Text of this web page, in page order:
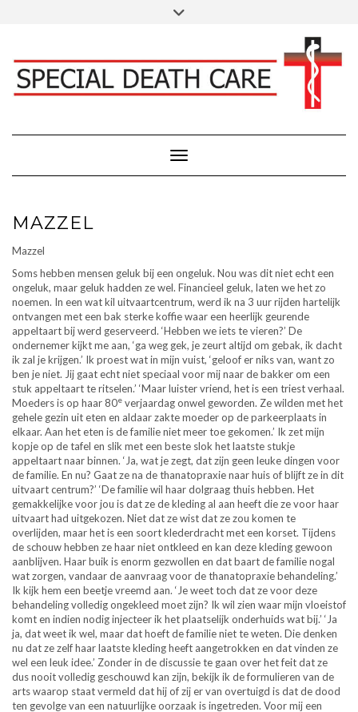
Klik hier voor Donaties - Schenkingen
Toggle navigatie
MAZZEL
Mazzel
Soms hebben mensen geluk bij een ongeluk. Nou was dit niet echt een
ongeluk, maar geluk hadden ze wel. Financieel geluk, laten we het zo
noemen. In een wat kil uitvaartcentrum, werd ik na 3 uur rijden hartelijk
ontvangen met een bak sterke koffie waar een heerlijk geurende
appeltaart bij werd geserveerd. ‘Hebben we iets te vieren?’ De
ondernemer kijkt me aan, ‘ga weg gek, je zeurt altijd om gebak, ik dacht
ik zal je krijgen.’ Ik proest wat in mijn vuist, ‘geloof er niks van, want zo
ben je niet. Jij gaat echt niet speciaal voor mij naar de bakker om een
stuk appeltaart te ritselen.’ ‘Maar luister vriend, het is een triest verhaal.
Moeders is op haar 80e verjaardag onwel geworden. Ze wilden met het
gehele gezin uit eten en aldaar zakte moeder op de parkeerplaats in
elkaar. Aan het eten is de familie niet meer toe gekomen.’ Ik zet mijn
kopje op de tafel en slik met een beste slok het laatste stukje
appeltaart naar binnen. ‘Ja, wat je zegt, dat zijn geen leuke dingen voor
de familie. En nu? Gaat ze na de thanatopraxie naar huis of blijft ze in dit
uitvaart centrum?’ ‘De familie wil haar dolgraag thuis hebben. Het
gemakkelijke voor jou is dat ze de kleding al aan heeft die ze voor haar
uitvaart had uitgekozen. Niet dat ze wist dat ze zou komen te
overlijden, maar het is een soort klederdracht met een korset. Tijdens
de schouw hebben ze haar niet ontkleed en kan deze kleding gewoon
aanblijven. Haar buik is enorm gezwollen en dat baart de familie nogal
wat zorgen, vandaar de aanvraag voor de thanatopraxie behandeling.’
Ik kijk hem een beetje vreemd aan. ‘Je weet toch dat ze voor deze
behandeling volledig ongekleed moet zijn? Ik wil zien waar mijn vloeistof
komt en indien nodig injecteer ik het plaatselijk onderhuids wat bij.’ ‘Ja
ja, dat weet ik wel, maar dat hoeft de familie niet te weten. Die denken
nu dat ze zelf haar laatste kleding heeft aangetrokken en dat vinden ze
wel een leuk idee.’ Zonder in de discussie te gaan over het feit dat ze
dus nooit volledig geschouwd kan zijn, bekijk ik de formulieren van de
arts waarop staat vermeld dat hij of zij er van overtuigd is dat de dood
ten gevolge van een natuurlijke oorzaak is ingetreden. Voor mij een